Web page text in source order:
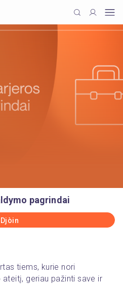
pagrindai
Djòin
tiems, kurie nori
geriau pažinti save ir